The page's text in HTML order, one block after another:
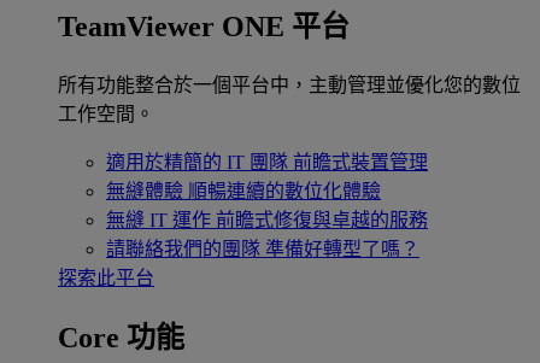
TeamViewer ONE 平台
所有功能整合於一個平台中，主動管理並優化您的數位
工作空間。
適用於精簡的 IT 團隊 前瞻式裝置管理
無縫體驗 順暢連續的數位化體驗
無縫 IT 運作 前瞻式修復與卓越的服務
請聯絡我們的團隊 準備好轉型了嗎？
探索此平台
Core 功能